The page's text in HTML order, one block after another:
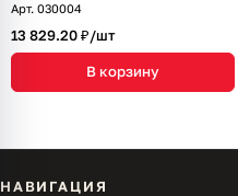
Арт. 030004
13 829.20 ₽/шт
В корзину
НАВИГАЦИЯ